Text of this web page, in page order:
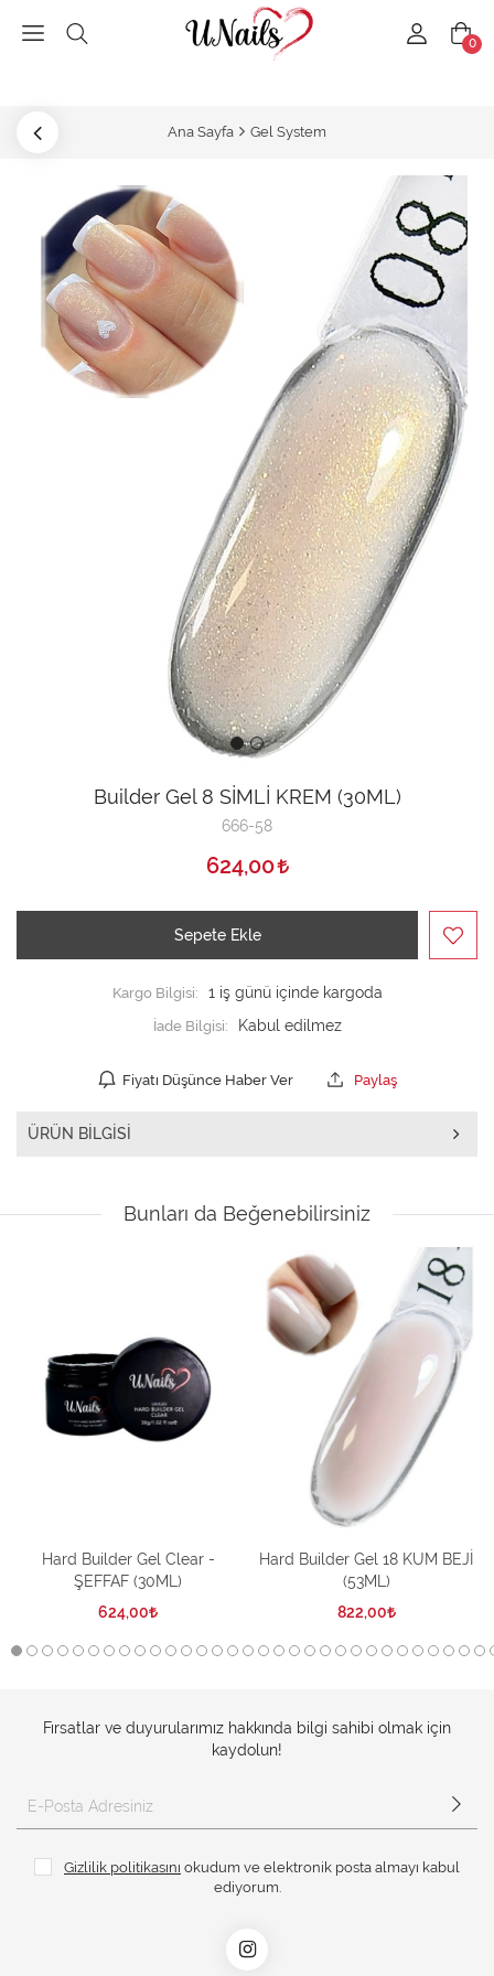
0
Ana Sayfa Gel System
Builder Gel 8 SİMLİ KREM (30ML)
666-58
624,00
Sepete Ekle
Kargo Bilgisi:
1 iş günü içinde kargoda
İade Bilgisi:
Fiyatı Düşünce Haber Ver Paylaş
ÜRÜN BILGISI
Bunları da Beğenebilirsiniz
Hard Builder Gel Clear -
ŞEFFAF (30ML)
624,00
Hard Builder Gel 18 KUM BEJİ
(53ML)
822,00
Fırsatlar ve duyurularımız hakkında bilgi sahibi olmak için
kaydolun!
Gizlilik politikasını okudum ve elektronik posta almayı kabul
ediyorum.